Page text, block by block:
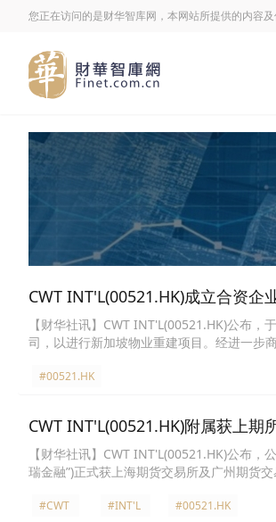
您正在访问的是财华智库网，本网站所提供的内容
CWT INT'L(00521.HK)成立合资
【财华社讯】CWT INT'L(00521.HK)公布
司，以进行新加坡物业重建项目。经进一步
万元(约相等于9326.43万港元)。物业位于
#00521.HK
CWT INT'L(00521.HK)附属获上
【财华社讯】CWT INT'L(00521.HK)公布
瑞金融”)正式获上海期货交易所及广州期货
#CWT #INT'L #00521.HK